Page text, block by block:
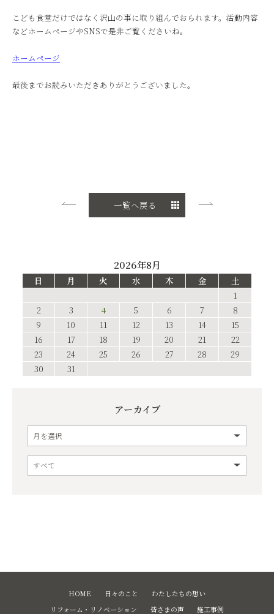
こども食堂だけではなく沢山の事に取り組んでおられます。活動内容
などホームページやSNSで是非ご覧くださいね。
ホームページ
最後までお読みいただきありがとうございました。
一覧へ戻る
2026年8月
日 月 火 水 木 金
土
1
2
3 4 5 6 7
8
9
10 11 12 13 14
15
16
17 18 19 20 21
22
23
24 25 26 27 28
29
30
31
アーカイブ
HOME 日々のこと
わたしたちの想い
リフォーム・リノベーション
皆さまの声 施工事例